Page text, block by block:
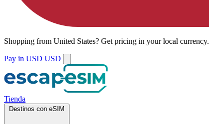
Shopping from United States? Get pricing in your local currency.
Pay in USD USD
Tienda
Destinos con eSIM